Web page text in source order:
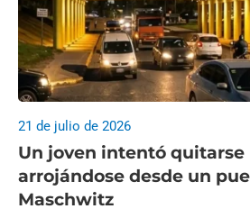
Un joven intentó quitarse
arrojándose desde un
Maschwitz
21 de julio de 2026